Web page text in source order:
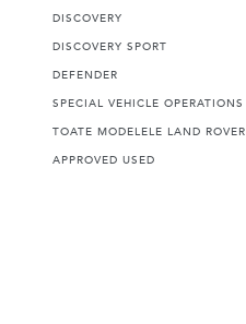
DISCOVERY
DISCOVERY SPORT
DEFENDER
SPECIAL VEHICLE OPERATIONS
TOATE MODELELE LAND ROVER
APPROVED USED